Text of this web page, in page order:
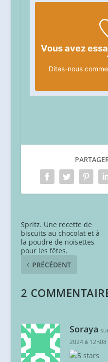
Vous avez
Dites-nous
Spritz. Une recette de
biscuits au chocolat et à
la poudre de noisettes
pour les fêtes.
PRÉCÉDENT
2
Soraya
2024 à 12h08